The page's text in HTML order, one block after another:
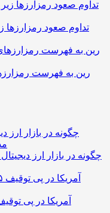
تداوم صعود
رین به فهرست
چگونه در بازار ارز